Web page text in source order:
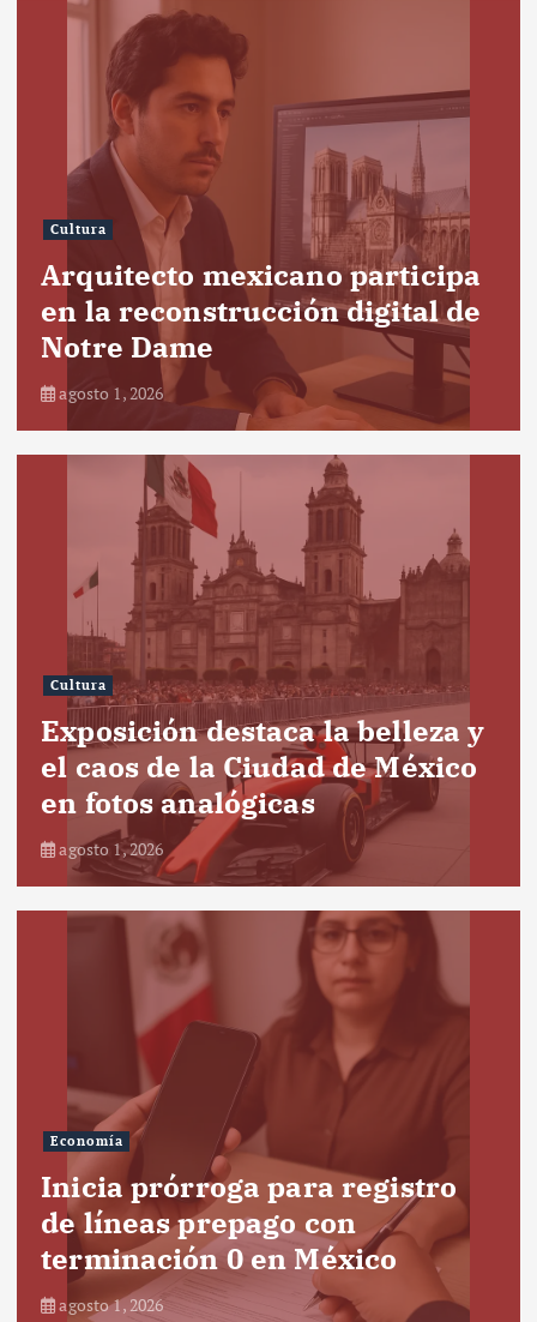
Cultura
Arquitecto mexicano participa
en la reconstrucción digital de
Notre Dame
agosto 1, 2026
Cultura
Exposición destaca la belleza y
el caos de la Ciudad de México
en fotos analógicas
agosto 1, 2026
Economía
Inicia prórroga para registro
de líneas prepago con
terminación 0 en México
agosto 1, 2026